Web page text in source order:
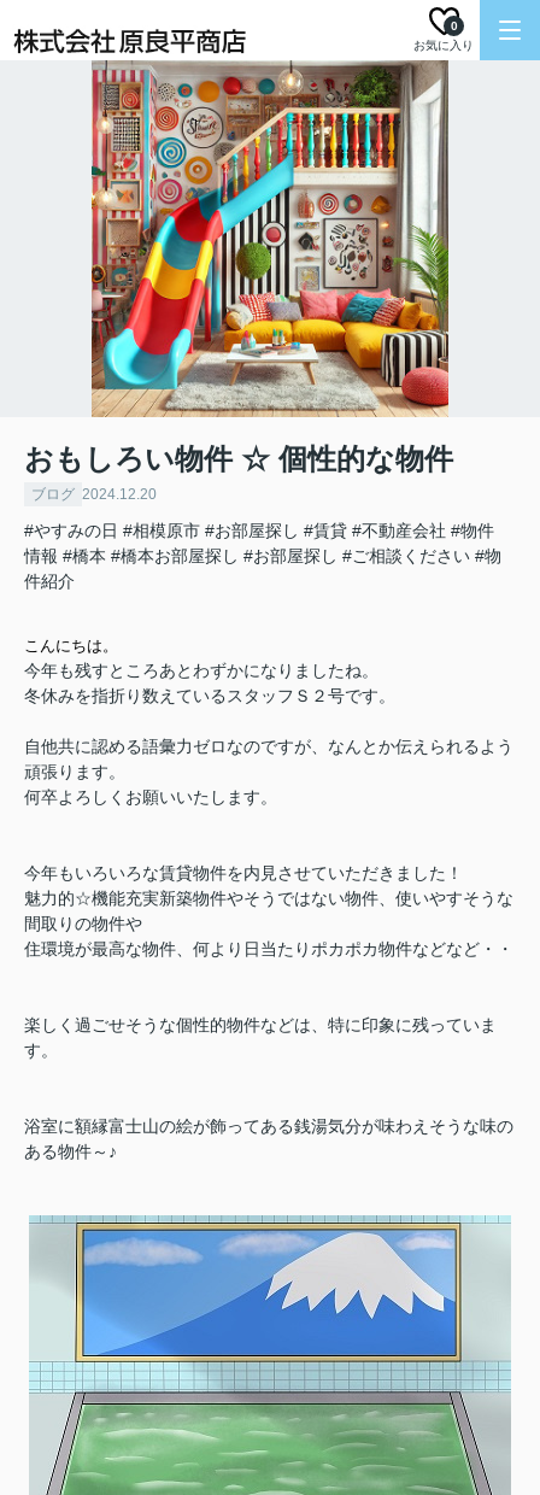
お気に入り
0
おもしろい物件 ☆ 個性的な物件
ブログ 2024.12.20
#やすみの日 #相模原市 #お部屋探し #賃貸 #不動産会社 #物件
情報 #橋本 #橋本お部屋探し #お部屋探し #ご相談ください #物
件紹介
こんにちは。
今年も残すところあとわずかになりましたね。
冬休みを指折り数えている スタッフＳ２号です。
自他共に認める語彙力ゼロなのですが、なんとか伝えられるよう
頑張ります。
何卒よろしくお願いいたします。
今年もいろいろな賃貸物件を内見させていただきました！
魅力的☆機能充実新築物件やそうではない物件、使いやすそうな
間取りの物件や
住環境が最高な物件、何より日当たりポカポカ物件などなど・・
楽しく過ごせそうな個性的物件などは、特に印象に残っていま
す。
浴室に額縁富士山の絵が飾ってある銭湯気分が味わえそうな味の
ある物件～♪